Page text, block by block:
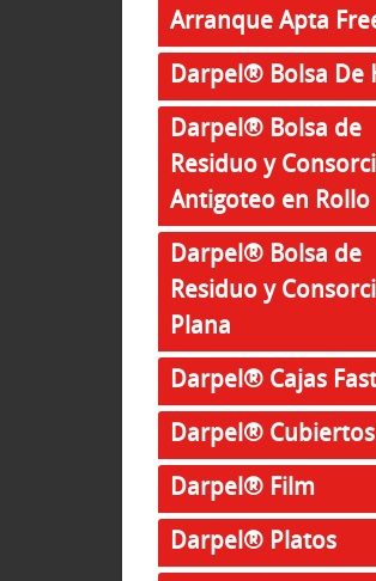
Arranque Apta
Darpel® Bolsa De
Darpel® Bolsa de
Residuo y
Antigoteo en Rollo
Darpel® Bolsa de
Residuo y
Plana
Darpel® Cajas
Darpel® Cubiertos
Darpel® Film
Darpel® Platos